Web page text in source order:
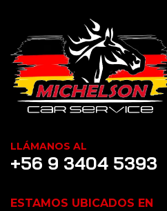
LLÁMANOS AL
+56 9 3404 5393
ESTAMOS UBICADOS EN